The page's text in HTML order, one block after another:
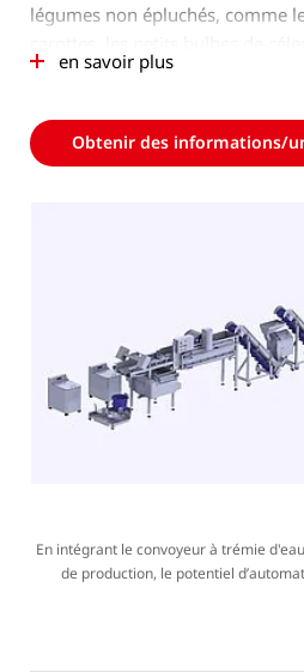
légumes non épluchés, comme
douces, les betteraves et autres
réservoir de 585 litres pour un
La terre et les cailloux collants
Les éplucheuses de pommes
une goulotte variable, le cycle
d'épluchage changeant
conviviale du convoyeur à
coffret de commande en lien
pommes de terre ou l'ensemble
ingénieusement la ligne
en savoir plus
Obtenir des informations/
En intégrant le convoyeur à trémie
de production, le potentiel